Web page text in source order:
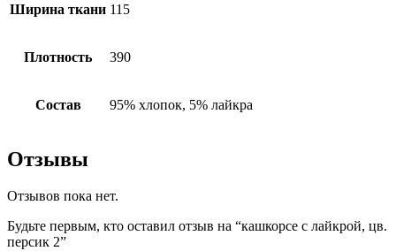
Ширина ткани 115
Плотность 390
Состав 95% хлопок, 5% лайкра
Отзывы
Отзывов пока нет.
Будьте первым, кто оставил отзыв на “кашкорсе с лайкрой, цв.
персик 2”